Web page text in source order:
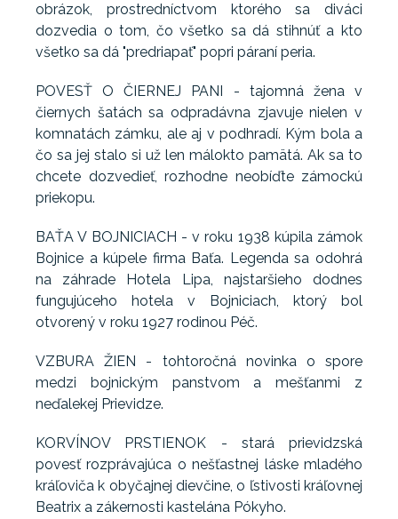
obrázok, prostredníctvom ktorého sa diváci
dozvedia o tom, čo všetko sa dá stihnúť a kto
všetko sa dá "predriapať" popri páraní peria.
POVESŤ O ČIERNEJ PANI - tajomná žena v
čiernych šatách sa odpradávna zjavuje nielen v
komnatách zámku, ale aj v podhradí. Kým bola a
čo sa jej stalo si už len málokto pamätá. Ak sa to
chcete dozvedieť, rozhodne neobíďte zámockú
priekopu.
BAŤA V BOJNICIACH - v roku 1938 kúpila zámok
Bojnice a kúpele firma Baťa. Legenda sa odohrá
na záhrade Hotela Lipa, najstaršieho dodnes
fungujúceho hotela v Bojniciach, ktorý bol
otvorený v roku 1927 rodinou Péč.
VZBURA ŽIEN - tohtoročná novinka o spore
medzi bojnickým panstvom a mešťanmi z
neďalekej Prievidze.
KORVÍNOV PRSTIENOK - stará prievidzská
povesť rozprávajúca o nešťastnej láske mladého
kráľoviča k obyčajnej dievčine, o ľstivosti kráľovnej
Beatrix a zákernosti kastelána Pókyho.